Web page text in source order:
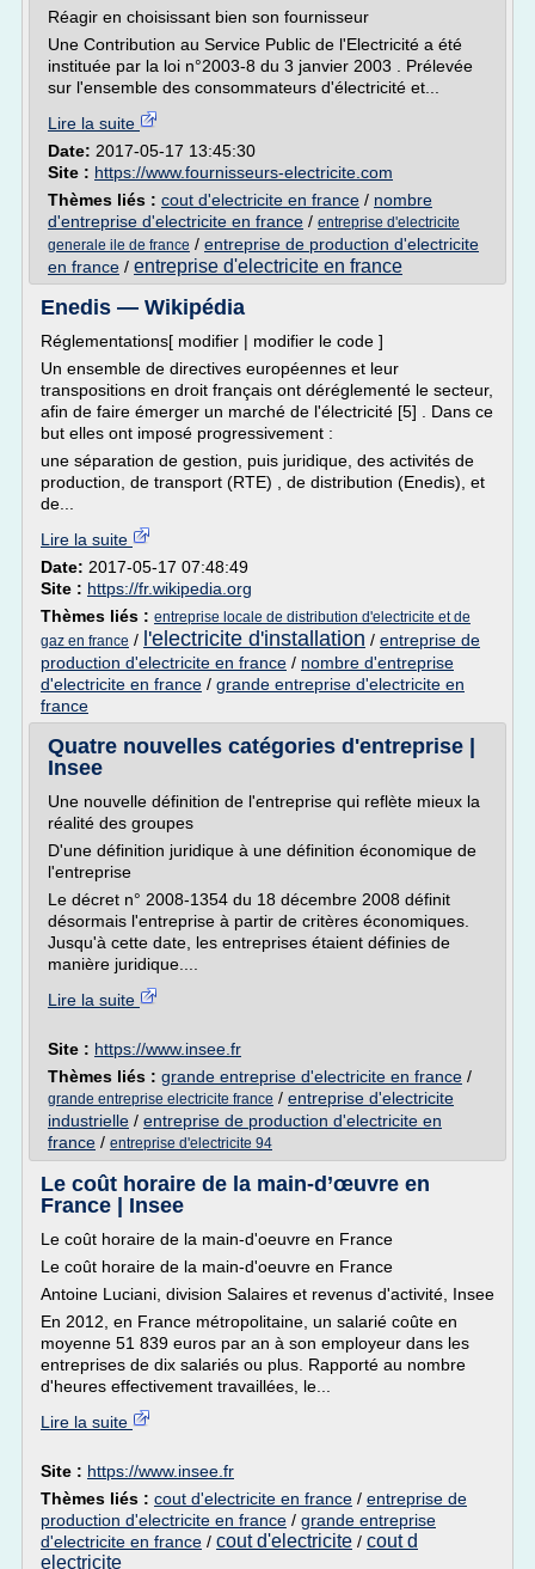
Réagir en choisissant bien son fournisseur
Une Contribution au Service Public de l'Electricité a été
instituée par la loi n°2003-8 du 3 janvier 2003 . Prélevée
sur l'ensemble des consommateurs d'électricité et...
Lire la suite
Date: 2017-05-17 13:45:30
Site : https://www.fournisseurs-electricite.com
Thèmes liés : cout d'electricite en france / nombre
d'entreprise d'electricite en france / entreprise d'electricite
generale ile de france / entreprise de production d'electricite
en france / entreprise d'electricite en france
Enedis — Wikipédia
Réglementations[ modifier | modifier le code ]
Un ensemble de directives européennes et leur
transpositions en droit français ont déréglementé le secteur,
afin de faire émerger un marché de l'électricité [5] . Dans ce
but elles ont imposé progressivement :
une séparation de gestion, puis juridique, des activités de
production, de transport (RTE) , de distribution (Enedis), et
de...
Lire la suite
Date: 2017-05-17 07:48:49
Site : https://fr.wikipedia.org
Thèmes liés : entreprise locale de distribution d'electricite et de
gaz en france / l'electricite d'installation / entreprise de
production d'electricite en france / nombre d'entreprise
d'electricite en france / grande entreprise d'electricite en
france
Quatre nouvelles catégories d'entreprise |
Insee
Une nouvelle définition de l'entreprise qui reflète mieux la
réalité des groupes
D'une définition juridique à une définition économique de
l'entreprise
Le décret n° 2008-1354 du 18 décembre 2008 définit
désormais l'entreprise à partir de critères économiques.
Jusqu'à cette date, les entreprises étaient définies de
manière juridique....
Lire la suite
Site : https://www.insee.fr
Thèmes liés : grande entreprise d'electricite en france /
grande entreprise electricite france / entreprise d'electricite
industrielle / entreprise de production d'electricite en
france / entreprise d'electricite 94
Le coût horaire de la main-d’œuvre en
France | Insee
Le coût horaire de la main-d'oeuvre en France
Le coût horaire de la main-d'oeuvre en France
Antoine Luciani, division Salaires et revenus d'activité, Insee
En 2012, en France métropolitaine, un salarié coûte en
moyenne 51 839 euros par an à son employeur dans les
entreprises de dix salariés ou plus. Rapporté au nombre
d'heures effectivement travaillées, le...
Lire la suite
Site : https://www.insee.fr
Thèmes liés : cout d'electricite en france / entreprise de
production d'electricite en france / grande entreprise
d'electricite en france / cout d'electricite / cout d
electricite